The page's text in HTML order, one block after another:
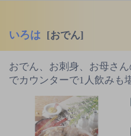
いろは [おでん]
おでん、お刺身、お母さ
でカウンターで1人飲みも